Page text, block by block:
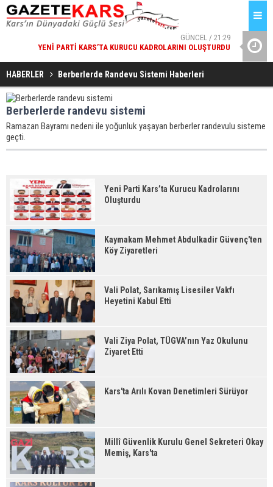
GÜNCEL / 21:29
YENI PARTI KARS’TA KURUCU KADROLARINI OLUŞTURDU
GÜNCEL / 21:29
KAYMAKAM MEHMET ABDULKADIR GÜVENÇ'TEN KÖY
VALI
HABERLER Berberlerde Randevu Sistemi Haberleri
Berberlerde randevu sistemi
Ramazan Bayramı nedeni ile yoğunluk yaşayan berberler randevulu sisteme
geçti.
Yeni Parti Kars’ta Kurucu Kadrolarını
Oluşturdu
Kaymakam Mehmet Abdulkadir Güvenç'ten
Köy Ziyaretleri
Vali Polat, Sarıkamış Lisesiler Vakfı
Heyetini Kabul Etti
Vali Ziya Polat, TÜGVA’nın Yaz Okulunu
Ziyaret Etti
Kars'ta Arılı Kovan Denetimleri Sürüyor
Millî Güvenlik Kurulu Genel Sekreteri Okay
Memiş, Kars'ta